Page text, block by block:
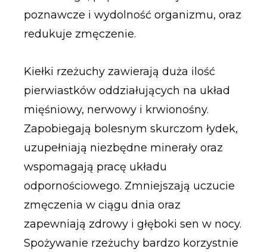
poznawcze i wydolność organizmu, oraz
redukuje zmęczenie.
Kiełki rzeżuchy zawierają duża ilość
pierwiastków oddziałujących na układ
mięśniowy, nerwowy i krwionośny.
Zapobiegają bolesnym skurczom łydek,
uzupełniają niezbędne minerały oraz
wspomagają pracę układu
odpornościowego. Zmniejszają uczucie
zmęczenia w ciągu dnia oraz
zapewniają zdrowy i głęboki sen w nocy.
Spożywanie rzeżuchy bardzo korzystnie